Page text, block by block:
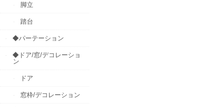
脚立
踏台
◆パーテーション
◆ドア/窓/デコレーショ
ン
ドア
窓枠/デコレーション